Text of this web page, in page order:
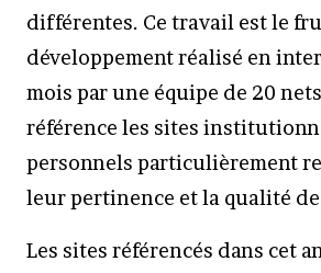
différentes. Ce travail est le
développement réalisé en
mois par une équipe de 20
référence les sites
personnels particulièrement
leur pertinence et la qualité
Les sites référencés dans cet